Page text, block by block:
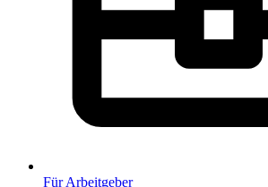
Für Arbeitgeber